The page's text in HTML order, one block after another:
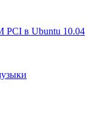
PCI в Ubuntu 10.04